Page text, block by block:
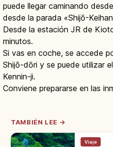
puede llegar caminando
desde la parada «Shijō-
Desde la estación JR de
minutos.
Si vas en coche, se accede
Shijō-dōri y se puede utilizar
Kennin-ji.
Conviene prepararse en las
TAMBIÉN LEE →
Viaje